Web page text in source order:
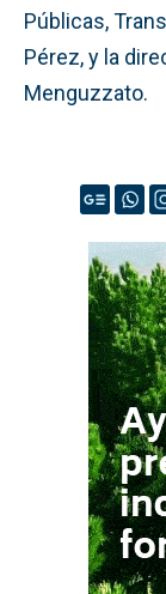
Públicas,
Pérez, y la
Menguzzato.